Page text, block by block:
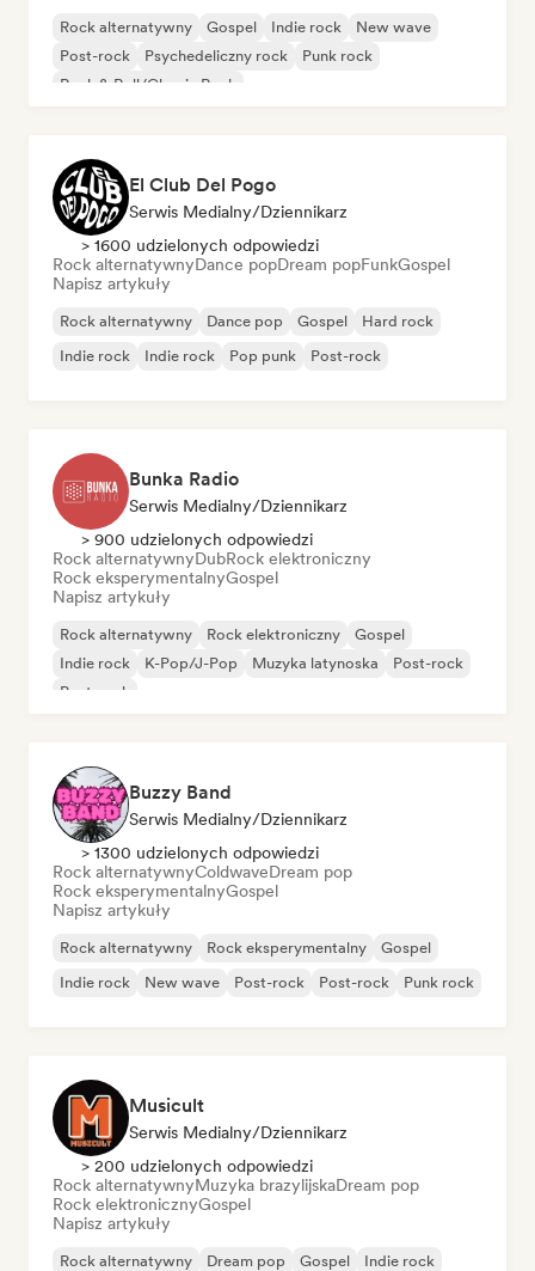
Rock alternatywny Gospel Indie rock
New wave
Post-rock
Psychedeliczny rock
Punk rock
Rock & Roll/Classic Rock
El Club Del Pogo
Serwis Medialny/Dziennikarz
> 1600 udzielonych odpowiedzi
Rock alternatywnyDance popDream popFunkGospel
Napisz artykuły
Rock alternatywny Dance pop Gospel
Hard rock
Indie rock
Indie rock Pop punk Post-rock
Bunka Radio
Serwis Medialny/Dziennikarz
> 900 udzielonych odpowiedzi
Rock alternatywnyDubRock elektroniczny
Rock eksperymentalnyGospel
Napisz artykuły
Rock alternatywny Rock elektroniczny
Gospel
Indie rock
K-Pop/J-Pop Muzyka latynoska
Post-rock
Post-rock
Buzzy Band
Serwis Medialny/Dziennikarz
> 1300 udzielonych odpowiedzi
Rock alternatywnyColdwaveDream pop
Rock eksperymentalnyGospel
Napisz artykuły
Rock alternatywny Rock eksperymentalny
Gospel
Indie rock
New wave Post-rock Post-rock Punk rock
Musicult
Serwis Medialny/Dziennikarz
> 200 udzielonych odpowiedzi
Rock alternatywnyMuzyka brazylijskaDream pop
Rock elektronicznyGospel
Napisz artykuły
Rock alternatywny Dream pop Gospel Indie rock